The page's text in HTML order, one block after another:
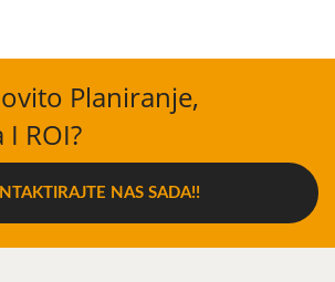
Planiranje,
ROI?
NAS SADA!!